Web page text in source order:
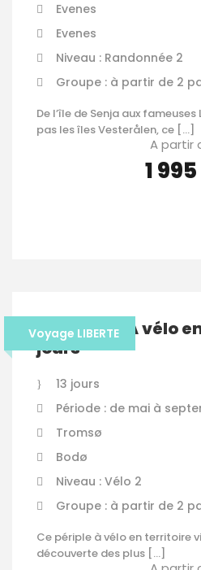
Evenes
Evenes
Niveau : Randonnée 2
Groupe : à partir de 2
De l’île de Senja aux
pas les îles Vesterålen, ce […]
A partir
1
Voyage LIBERTE
Norvège – A vélo
jours
13 jours
Période : de mai à
Tromsø
Bodø
Niveau : Vélo 2
Groupe : à partir de 2
Ce périple à vélo en territoire
découverte des plus […]